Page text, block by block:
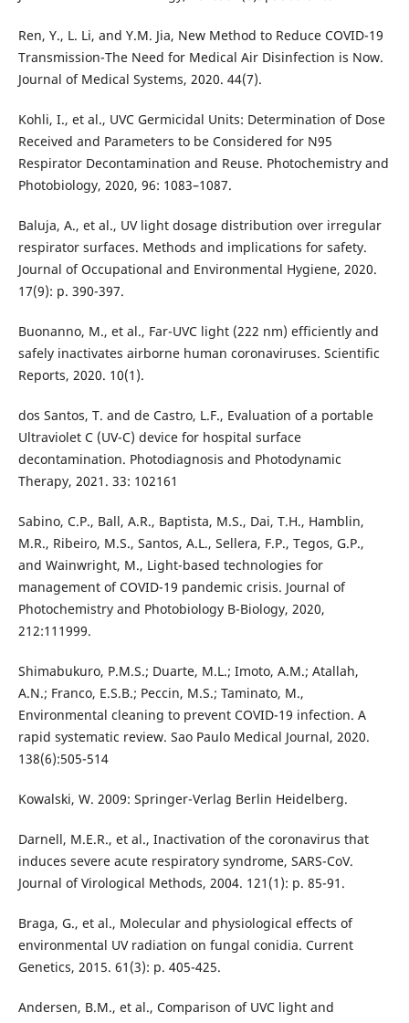
Ren, Y., L. Li, and Y.M. Jia, New Method to Reduce COVID-19
Transmission-The Need for Medical Air Disinfection is Now.
Journal of Medical Systems, 2020. 44(7).
Kohli, I., et al., UVC Germicidal Units: Determination of Dose
Received and Parameters to be Considered for N95
Respirator Decontamination and Reuse. Photochemistry and
Photobiology, 2020, 96: 1083–1087.
Baluja, A., et al., UV light dosage distribution over irregular
respirator surfaces. Methods and implications for safety.
Journal of Occupational and Environmental Hygiene, 2020.
17(9): p. 390-397.
Buonanno, M., et al., Far-UVC light (222 nm) efficiently and
safely inactivates airborne human coronaviruses. Scientific
Reports, 2020. 10(1).
dos Santos, T. and de Castro, L.F., Evaluation of a portable
Ultraviolet C (UV-C) device for hospital surface
decontamination. Photodiagnosis and Photodynamic
Therapy, 2021. 33: 102161
Sabino, C.P., Ball, A.R., Baptista, M.S., Dai, T.H., Hamblin,
M.R., Ribeiro, M.S., Santos, A.L., Sellera, F.P., Tegos, G.P.,
and Wainwright, M., Light-based technologies for
management of COVID-19 pandemic crisis. Journal of
Photochemistry and Photobiology B-Biology, 2020,
212:111999.
Shimabukuro, P.M.S.; Duarte, M.L.; Imoto, A.M.; Atallah,
A.N.; Franco, E.S.B.; Peccin, M.S.; Taminato, M.,
Environmental cleaning to prevent COVID-19 infection. A
rapid systematic review. Sao Paulo Medical Journal, 2020.
138(6):505-514
Kowalski, W. 2009: Springer-Verlag Berlin Heidelberg.
Darnell, M.E.R., et al., Inactivation of the coronavirus that
induces severe acute respiratory syndrome, SARS-CoV.
Journal of Virological Methods, 2004. 121(1): p. 85-91.
Braga, G., et al., Molecular and physiological effects of
environmental UV radiation on fungal conidia. Current
Genetics, 2015. 61(3): p. 405-425.
Andersen, B.M., et al., Comparison of UVC light and